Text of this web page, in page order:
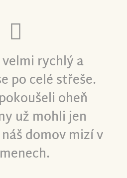
rychlý a
po celé střeše.
oheň
už mohli jen
domov mizí v